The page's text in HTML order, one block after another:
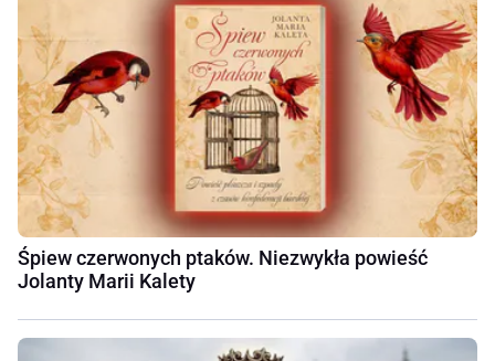
Śpiew czerwonych ptaków. Niezwykła powieść
Jolanty Marii Kalety